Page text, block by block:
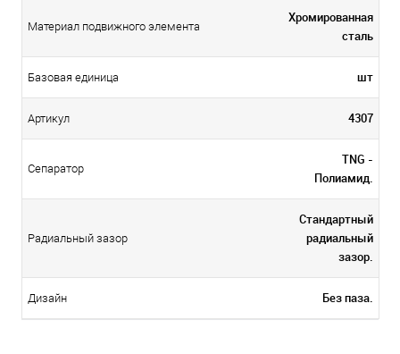
Материал подвижного элемента
Хромированная
сталь
Базовая единица шт
Артикул 4307
Сепаратор
TNG -
Полиамид.
Радиальный зазор
Стандартный
радиальный
зазор.
Дизайн Без паза.